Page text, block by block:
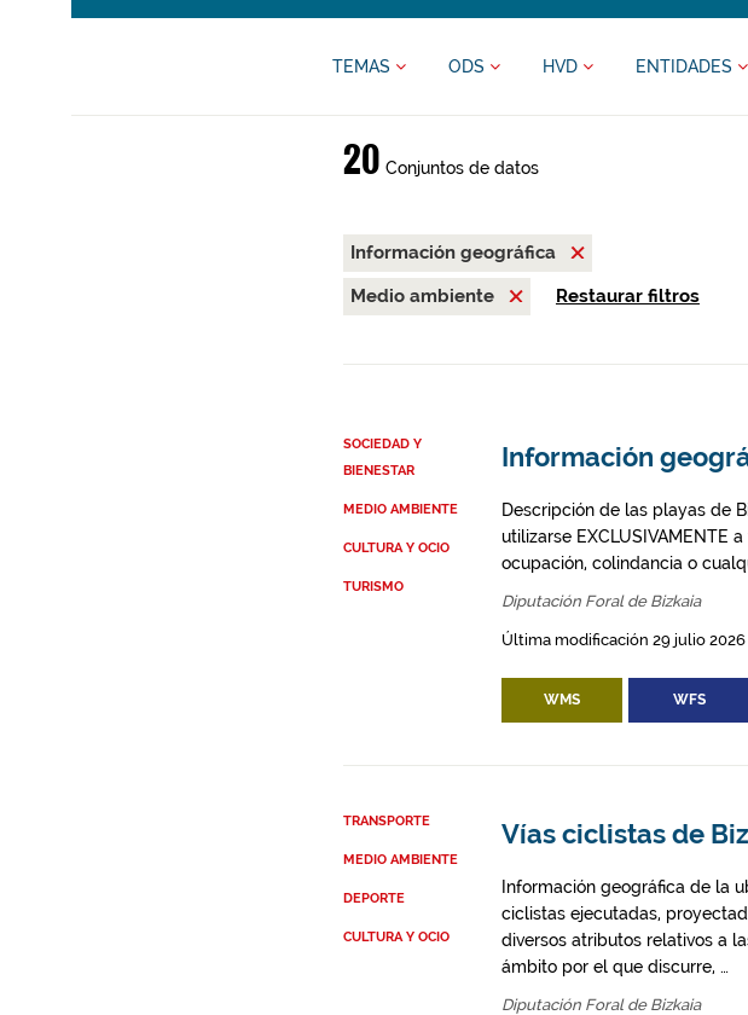
TEMAS ODS HVD ENTIDADES
20 Conjuntos de datos
Información geográfica
Medio ambiente
Restaurar filtros
SOCIEDAD Y
BIENESTAR
MEDIO AMBIENTE
CULTURA Y OCIO
TURISMO
Información
Descripción de las playas de
utilizarse EXCLUSIVAMENTE
ocupación, colindancia o
Diputación Foral de Bizkaia
Última modificación 29 julio 2026
WMS WFS
TRANSPORTE
MEDIO AMBIENTE
DEPORTE
CULTURA Y OCIO
Vías ciclistas de
Información geográfica de la
ciclistas ejecutadas,
diversos atributos relativos a
ámbito por el que discurre, …
Diputación Foral de Bizkaia